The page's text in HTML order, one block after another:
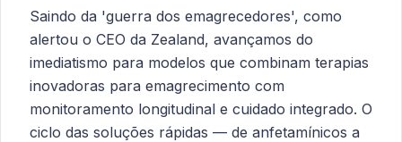
Saindo da 'guerra dos emagrecedores', como
alertou o CEO da Zealand, avançamos do
imediatismo para modelos que combinam terapias
inovadoras para emagrecimento com
monitoramento longitudinal e cuidado integrado. O
ciclo das soluções rápidas — de anfetamínicos a